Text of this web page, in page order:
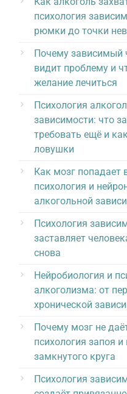
психология
рюмки до точки
Почему зависимый
видит проблему и
желание лечиться
Психология
зависимости: что
требовать ещё и
ловушки
Как мозг попадает
психология и
алкогольной
Психология
заставляет
снова
Нейробиология и
алкоголизма: от
хронической
Почему мозг не
психология запоя
замкнутого круга
Психология